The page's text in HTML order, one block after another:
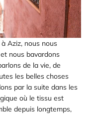
Aziz, nous nous
nous bavardons
de la vie, de
les belles choses
par la suite dans les
où le tissu est
depuis longtemps,